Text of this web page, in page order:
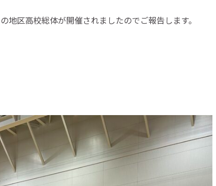
地区高校総体が開催されましたのでご報告します。